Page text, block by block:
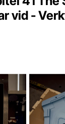
vid -